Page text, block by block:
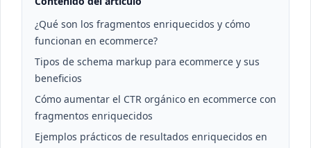
¿Qué son los fragmentos enriquecidos y cómo
funcionan en ecommerce?
Tipos de schema markup para ecommerce y sus
beneficios
Cómo aumentar el CTR orgánico en ecommerce con
fragmentos enriquecidos
Ejemplos prácticos de resultados enriquecidos en